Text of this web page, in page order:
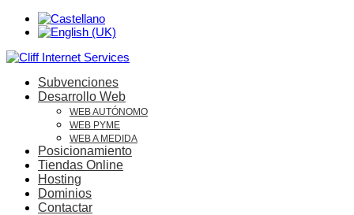
Subvenciones
Desarrollo Web
WEB AUTÓNOMO
WEB PYME
WEB A MEDIDA
Posicionamiento
Tiendas Online
Hosting
Dominios
Contactar